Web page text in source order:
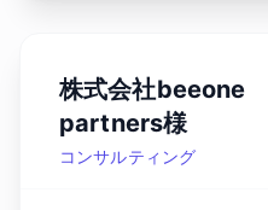
株式会社beeone
partners様
コンサルティング